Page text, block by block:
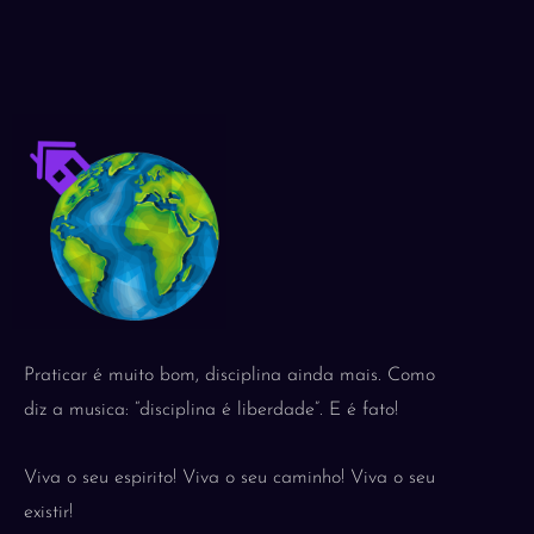
Praticar é muito bom, disciplina ainda mais. Como
diz a musica: “disciplina é liberdade”. E é fato!
Viva o seu espirito! Viva o seu caminho! Viva o seu
existir!